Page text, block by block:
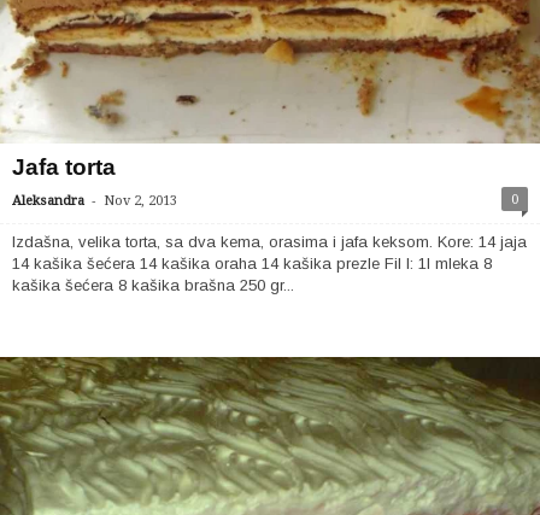
Jafa torta
Aleksandra - Nov 2, 2013 0
Izdašna, velika torta, sa dva kema, orasima i jafa keksom. Kore: 14 jaja
14 kašika šećera 14 kašika oraha 14 kašika prezle Fil I: 1l mleka 8
kašika šećera 8 kašika brašna 250 gr...